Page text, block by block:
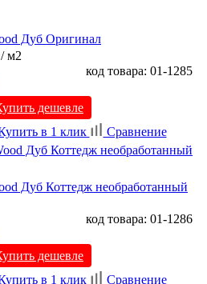
Дуб Оригинал
/ м2
код товара: 01-1285
дешевле
в 1 клик
Сравнение
Дуб Коттедж необработанный
код товара: 01-1286
дешевле
в 1 клик
Сравнение